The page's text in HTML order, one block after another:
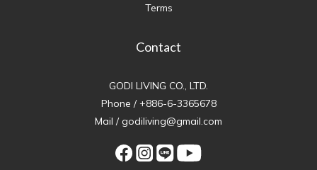
Terms
Contact
GODI LIVING CO., LTD.
Phone / +886-6-3365678
Mail / godiliving@gmail.com